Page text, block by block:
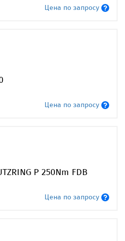
Цена по запросу
Цена по запросу
P 250Nm FDB
Цена по запросу